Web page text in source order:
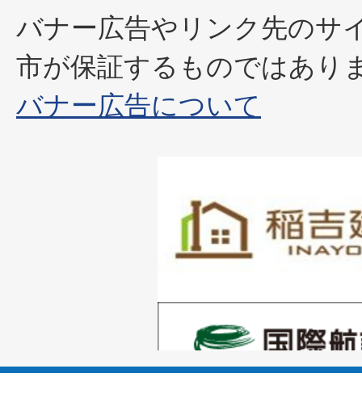
バナー広告やリンク先のサ
市が保証するものではあり
バナー広告について
枚
目
ラ
枚